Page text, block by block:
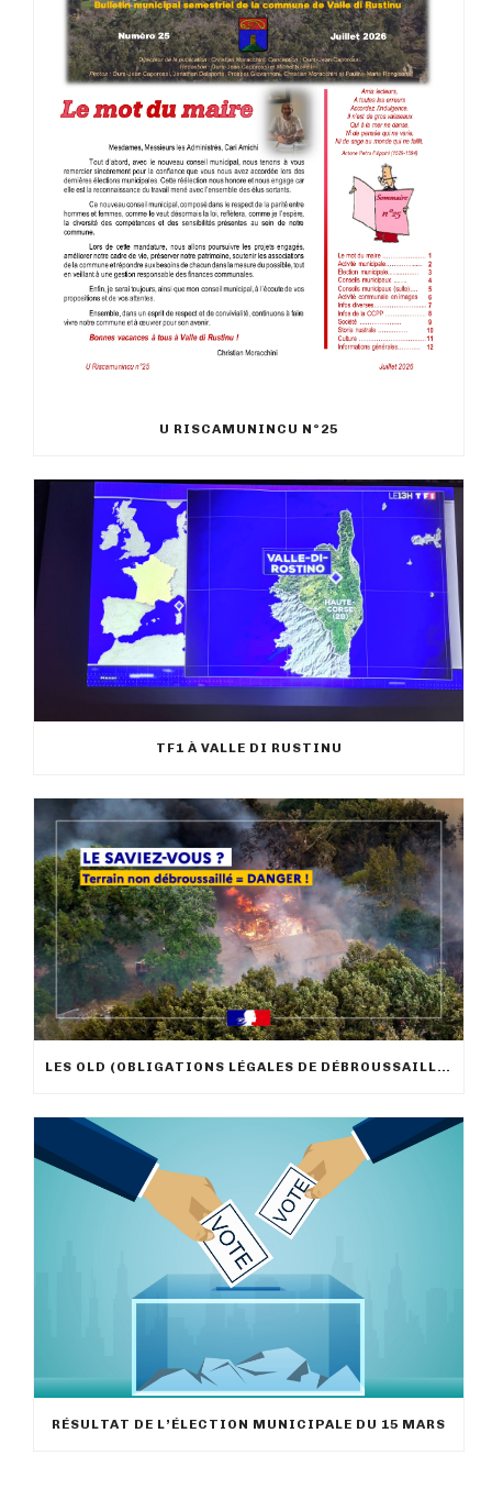
U RISCAMUNINCU N°25
TF1 À VALLE DI RUSTINU
LES OLD (OBLIGATIONS LÉGALES DE DÉBROUSSAILLEMENT)
RÉSULTAT DE L’ÉLECTION MUNICIPALE DU 15 MARS